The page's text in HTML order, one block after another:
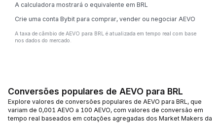
A calculadora mostrará o equivalente em BRL
Crie uma conta Bybit para comprar, vender ou negociar AEVO
A taxa de câmbio de AEVO para BRL é atualizada em tempo real com base
nos dados do mercado.
Conversões populares de AEVO para BRL
Explore valores de conversões populares de AEVO para BRL, que
variam de 0,001 AEVO a 100 AEVO, com valores de conversão em
tempo real baseados em cotações agregadas dos Market Makers da